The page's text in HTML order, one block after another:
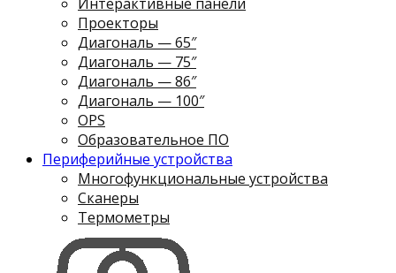
Проекторы
Диагональ — 65″
Диагональ — 75″
Диагональ — 86″
Диагональ — 100″
OPS
Образовательное ПО
Периферийные устройства
Многофункциональные устройства
Сканеры
Термометры